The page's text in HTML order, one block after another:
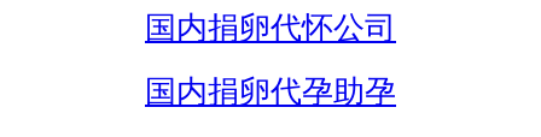
国内捐卵代怀公司
国内捐卵代孕助孕